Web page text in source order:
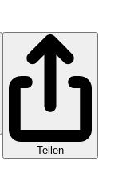
Teilen